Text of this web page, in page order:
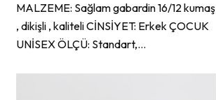
MALZEME: Sağlam gabardin 16/12 kumaş
, dikişli , kaliteli CİNSİYET: Erkek ÇOCUK
UNİSEX ÖLÇÜ: Standart,…